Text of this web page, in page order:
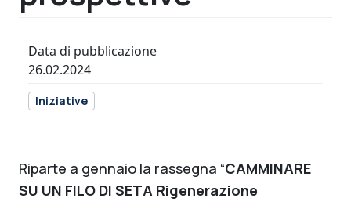
Data di pubblicazione
26.02.2024
Iniziative
Riparte a gennaio la rassegna “CAMMINARE
SU UN FILO DI SETA Rigenerazione